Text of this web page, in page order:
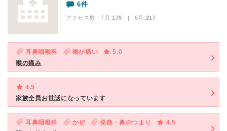
6件
アクセス数 7月:179 | 6月:217
耳鼻咽喉科 喉が痛い
5.0
喉の痛み
4.5
家族全員お世話になっています
耳鼻咽喉科 かぜ 発熱・鼻のつまり
4.5